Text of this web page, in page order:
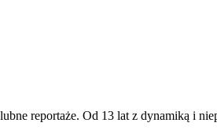
reportaże. Od 13 lat z dynamiką i